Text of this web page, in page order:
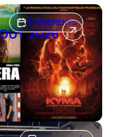
ÉVÉNEMENTS
2026